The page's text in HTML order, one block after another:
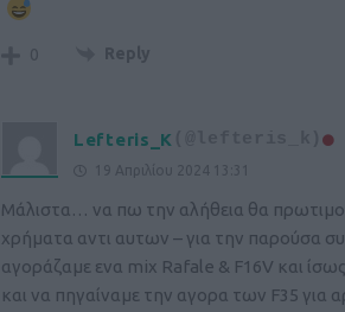
0 Reply
Lefteris_K (@lefteris_k)
19 Απριλίου 2024 13:31
Μάλιστα… να πω την αλήθεια θα
χρήματα αντι αυτων – για την παρούσα
αγοράζαμε ενα mix Rafale & F16V και
και να πηγαίναμε την αγορα των F35 για